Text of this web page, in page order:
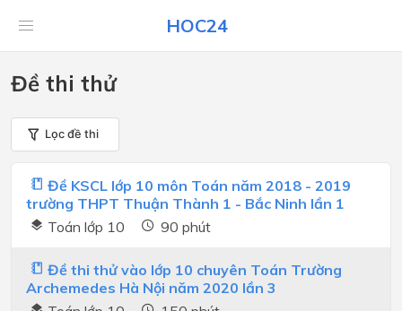
HOC24
Đề thi thử
Lọc đề thi
Đề KSCL lớp 10 môn Toán năm 2018 - 2019
trường THPT Thuận Thành 1 - Bắc Ninh lần 1
Toán lớp 10
90 phút
Đề thi thử vào lớp 10 chuyên Toán Trường
Archemedes Hà Nội năm 2020 lần 3